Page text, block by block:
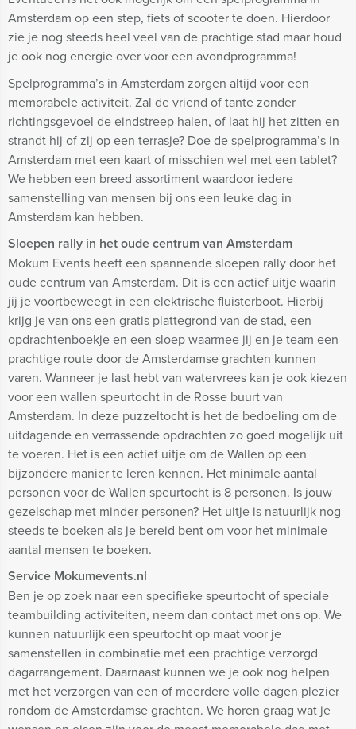
Amsterdam op een step, fiets of scooter te doen. Hierdoor
zie je nog steeds heel veel van de prachtige stad maar houd
je ook nog energie over voor een avondprogramma!
Spelprogramma’s in Amsterdam zorgen altijd voor een
memorabele activiteit. Zal de vriend of tante zonder
richtingsgevoel de eindstreep halen, of laat hij het zitten en
strandt hij of zij op een terrasje? Doe de spelprogramma’s in
Amsterdam met een kaart of misschien wel met een tablet?
We hebben een breed assortiment waardoor iedere
samenstelling van mensen bij ons een leuke dag in
Amsterdam kan hebben.
Sloepen rally in het oude centrum van Amsterdam
Mokum Events heeft een spannende sloepen rally door het
oude centrum van Amsterdam. Dit is een actief uitje waarin
jij je voortbeweegt in een elektrische fluisterboot. Hierbij
krijg je van ons een gratis plattegrond van de stad, een
opdrachtenboekje en een sloep waarmee jij en je team een
prachtige route door de Amsterdamse grachten kunnen
varen. Wanneer je last hebt van watervrees kan je ook kiezen
voor een wallen speurtocht in de Rosse buurt van
Amsterdam. In deze puzzeltocht is het de bedoeling om de
uitdagende en verrassende opdrachten zo goed mogelijk uit
te voeren. Het is een actief uitje om de Wallen op een
bijzondere manier te leren kennen. Het minimale aantal
personen voor de Wallen speurtocht is 8 personen. Is jouw
gezelschap met minder personen? Het uitje is natuurlijk nog
steeds te boeken als je bereid bent om voor het minimale
aantal mensen te boeken.
Service Mokumevents.nl
Ben je op zoek naar een specifieke speurtocht of speciale
teambuilding activiteiten, neem dan contact met ons op. We
kunnen natuurlijk een speurtocht op maat voor je
samenstellen in combinatie met een prachtige verzorgd
dagarrangement. Daarnaast kunnen we je ook nog helpen
met het verzorgen van een of meerdere volle dagen plezier
rondom de Amsterdamse grachten. We horen graag wat je